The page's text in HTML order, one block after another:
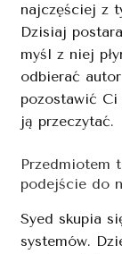
najczęściej z
Dzisiaj
myśl z niej
odbierać
pozostawić Ci
ją przeczytać.
Przedmiotem
podejście do
Syed skupia
systemów.